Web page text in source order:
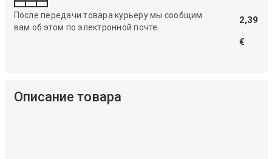
После передачи товара курьеру мы сообщим
вам об этом по электронной почте.
2,39
€
Описание товара